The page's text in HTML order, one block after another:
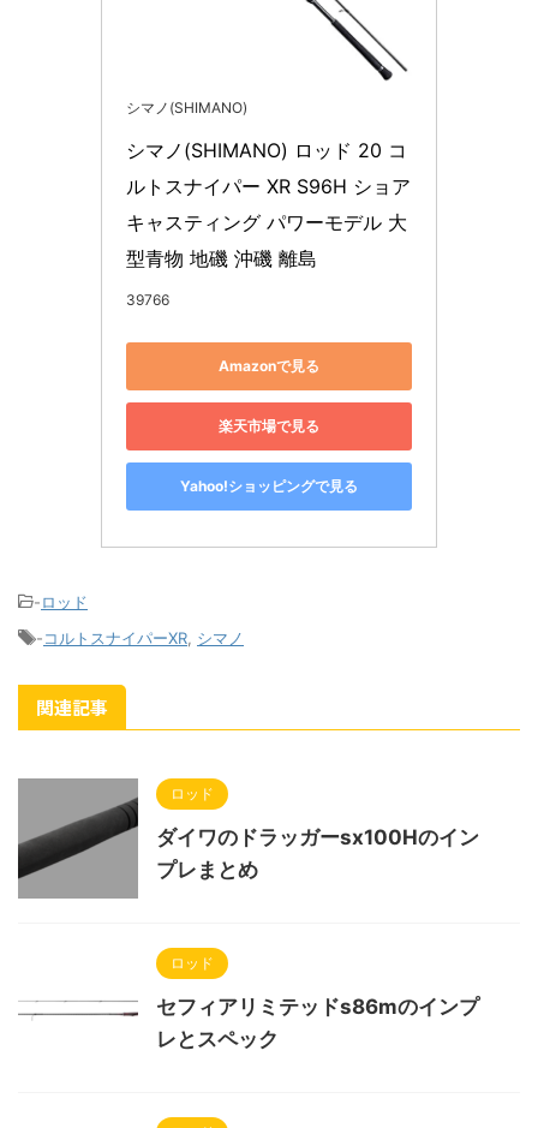
シマノ(SHIMANO)
シマノ(SHIMANO) ロッド 20 コ
ルトスナイパー XR S96H ショア
キャスティング パワーモデル 大
型青物 地磯 沖磯 離島
39766
Amazonで見る
楽天市場で見る
Yahoo!ショッピングで見る
-ロッド
-コルトスナイパーXR シマノ
関連記事
ロッド
ダイワのドラッガーsx100Hのイン
プレまとめ
ロッド
セフィアリミテッドs86mのインプ
レとスペック